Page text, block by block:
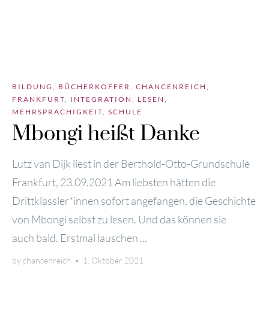
BILDUNG BÜCHERKOFFER CHANCENREICH
FRANKFURT
INTEGRATION LESEN
MEHRSPRACHIGKEIT
SCHULE
Mbongi heißt Danke
Lutz van Dijk liest in der Bert­hold-Otto-Grund­schu­le
Frank­furt, 23.09.2021 Am liebs­ten hät­ten die
Drittklässler*innen sofort ange­fan­gen, die Geschich­te
von Mbon­gi selbst zu lesen. Und das kön­nen sie
auch bald. Erst­mal lau­schen ...
bychancenreich • 1. Oktober 2021